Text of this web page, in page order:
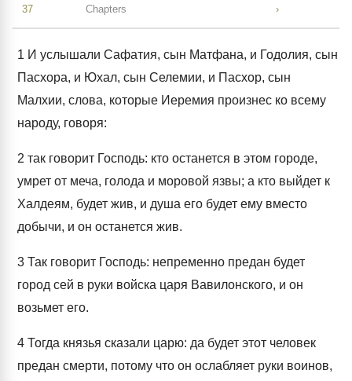
37
Chapters
›
1 И услышали Сафатия, сын Матфана, и Годолия, сын
Пасхора, и Юхал, сын Селемии, и Пасхор, сын
Малхии, слова, которые Иеремия произнес ко всему
народу, говоря:
2 так говорит Господь: кто останется в этом городе,
умрет от меча, голода и моровой язвы; а кто выйдет к
Халдеям, будет жив, и душа его будет ему вместо
добычи, и он останется жив.
3 Так говорит Господь: непременно предан будет
город сей в руки войска царя Вавилонского, и он
возьмет его.
4 Тогда князья сказали царю: да будет этот человек
предан смерти, потому что он ослабляет руки воинов,